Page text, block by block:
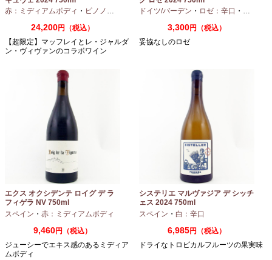
赤：ミディアムボディ ・ ピノノワール
24,200円（税込）
【超限定】マッフレイとレ・ジャルダ
ン・ヴィヴァンのコラボワイン
ドイツ/バーデン ・ ロゼ：辛口 ・ ピノノ
3,300円（税込）
妥協なしのロゼ
エクス オクシデンテ ロイグ デ ラ
フィゲラ NV 750ml
（2022/2023）
スペイン ・ 赤：ミディアムボディ
9,460円（税込）
ジューシーでエキス感のあるミディア
ムボディ
システリエ マルヴァジア デ シッチ
ェス 2024 750ml
スペイン ・ 白：辛口
6,985円（税込）
ドライなトロピカルフルーツの果実味